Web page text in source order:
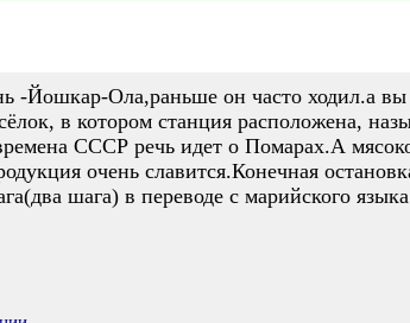
-Йошкар-Ола,раньше он часто ходил.а
в котором станция расположена,
СССР речь идет о Помарах.А
очень славится.Конечная
шага) в переводе с марийского